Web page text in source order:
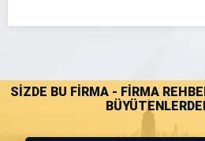
SİZDE BU FİRMA - FİRMA